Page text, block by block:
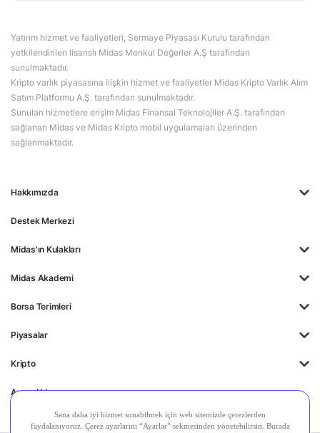
Hakkımızda
Destek Merkezi
Midas'ın Kulakları
Midas Akademi
Borsa Terimleri
Piyasalar
Kripto
Ayrıcalıklar
Yatırım hizmet ve faaliyetleri, Sermaye Piyasası Kurulu tarafından
yetkilendirilen lisanslı Midas Menkul Değerler A.Ş tarafından
sunulmaktadır.
Kripto varlık piyasasına ilişkin hizmet ve faaliyetler Midas Kripto Varlık Alım
Satım Platformu A.Ş. tarafından sunulmaktadır.
Sunulan hizmetlere erişim Midas Finansal Teknolojiler A.Ş. tarafından
sağlanan Midas ve Midas Kripto mobil uygulamaları üzerinden
sağlanmaktadır.